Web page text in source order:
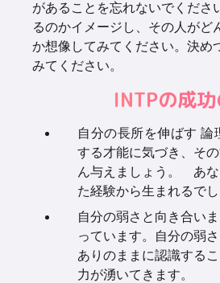
があることを忘れないでくださ
るのかイメージし、その人がど
か想像してみてください。決め
みてください。
INTPの成
自分の長所を伸ばす
する才能に気づき、そ
ん与えましょう。 あな
た経験から生まれるでし
自分の弱さと向き合い
っています。自分の弱
ありのままに認識する
力が湧いてきます。